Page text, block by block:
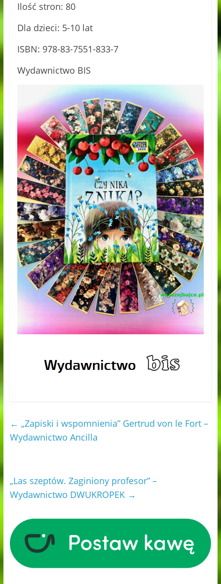
Ilość stron: 80
Dla dzieci: 5-10 lat
ISBN: 978-83-7551-833-7
Wydawnictwo BIS
← „Zapiski i wspomnienia” Gertrud von le Fort –
Wydawnictwo Ancilla
„Las szeptów. Zaginiony profesor” –
Wydawnictwo DWUKROPEK →